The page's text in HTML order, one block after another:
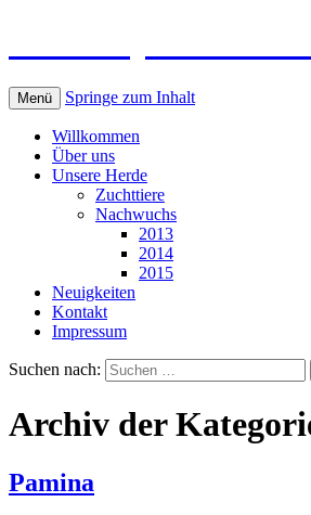
Menü Springe zum Inhalt
Willkommen
Über uns
Unsere Herde
Zuchttiere
Nachwuchs
2013
2014
2015
Neuigkeiten
Kontakt
Impressum
Suchen nach:
Archiv der
Pamina